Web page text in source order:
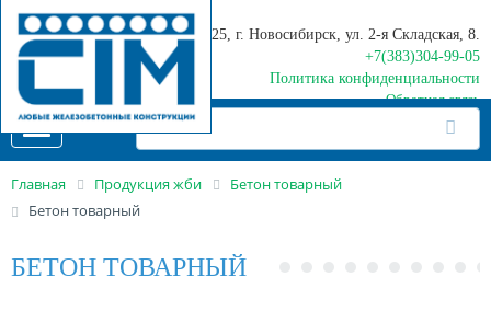
630025, г. Новосибирск, ул. 2-я Складская, 8.
+7(383)304-99-05
Политика конфиденциальности
Обратная связь
navigation
Главная Продукция жби
Бетон товарный
Бетон товарный
БЕТОН ТОВАРНЫЙ